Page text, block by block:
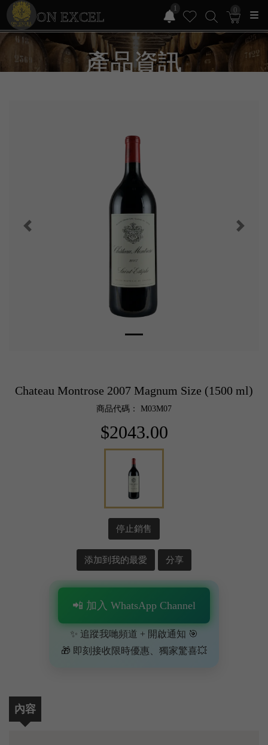
ON EXCEL
1 0
產品資訊
Chateau Montrose 2007 Magnum Size (1500 ml)
商品代碼： M03M07
$2043.00
停止銷售
添加到我的最愛 分享
📲 加入 WhatsApp Channel
✨ 追蹤我哋頻道 + 開啟通知 🎯
🎁 即刻接收限時優惠、獨家驚喜💥
內容